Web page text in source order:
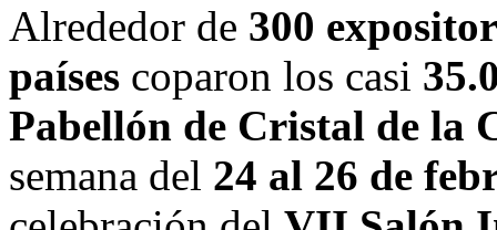
Alrededor de 300
países coparon los casi
Pabellón de Cristal de la
semana del 24 al 26 de